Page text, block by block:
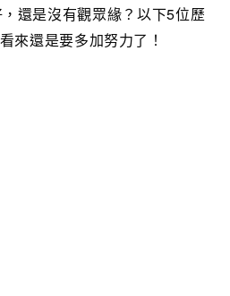
還是沒有觀眾緣？以下5位歷
來還是要多加努力了！